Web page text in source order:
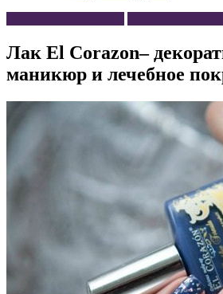
Лак El Corazon–
маникюр и лечебное